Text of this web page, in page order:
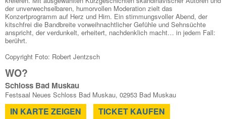
der unverwechselbaren, humorvollen Moderation zielt das
Konzertprogramm auf Herz und Hirn. Ein stimmungsvoller Abend, der
kitschfrei die Bandbreite vorweihnachtlicher Gefühle und Sehnsüchte
anspricht, der verdunkelt, erheitert, nachdenklich macht… in jedem Fall:
berührt.
Copyright Foto: Robert Jentzsch
WO?
Schloss Bad Muskau
Festsaal Neues Schloss Bad Muskau, 02953 Bad Muskau
IN KARTE ZEIGEN TICKET KAUFEN